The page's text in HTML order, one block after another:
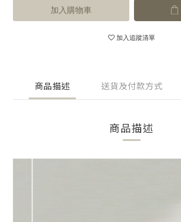
加入購物車
加入追蹤清單
商品描述 送貨及付款方式
商品描述